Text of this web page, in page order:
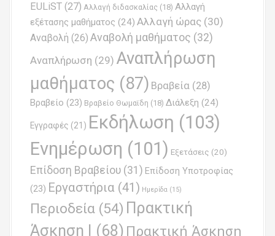
EULiST (27) Αλλαγή διδασκαλίας (18) Αλλαγή
εξέτασης μαθήματος (24) Αλλαγή ώρας (30)
Αναβολή (26) Αναβολή μαθήματος (32)
Αναπλήρωση (29) Αναπλήρωση
μαθήματος (87) Βραβεία (28)
Βραβείο (23) Βραβείο Θωμαϊδη (18) Διάλεξη (24)
Εγγραφές (21) Εκδήλωση (103)
Ενημέρωση (101) Εξετάσεις (20)
Επίδοση Βραβείου (31) Επίδοση Υποτροφίας
(23) Εργαστήρια (41) Ημερίδα (15)
Περιοδεία (54) Πρακτική
Άσκηση Ι
(68) Πρακτική Άσκηση